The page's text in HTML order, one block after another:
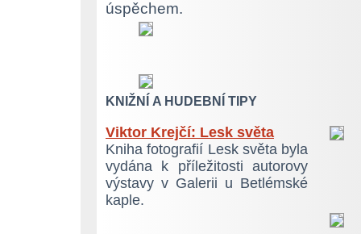
úspěchem.
KNIŽNÍ A HUDEBNÍ TIPY
Viktor Krejčí: Lesk světa
Kniha fotografií Lesk světa byla
vydána k příležitosti autorovy
výstavy v Galerii u Betlémské
kaple.